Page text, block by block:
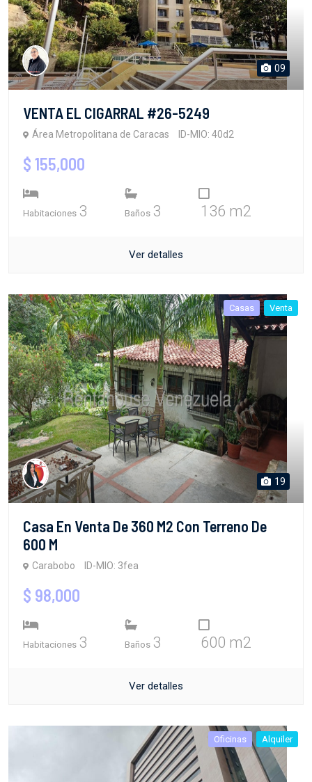
09
VENTA EL CIGARRAL #26-5249
Área Metropolitana de Caracas ID-MIO: 40d2
$ 155,000
Habitaciones 3 Baños 3 136 m2
Ver detalles
Casas Venta
19
Casa En Venta De 360 M2 Con Terreno De
600 M
Carabobo ID-MIO: 3fea
$ 98,000
Habitaciones 3 Baños 3 600 m2
Ver detalles
Oficinas Alquiler